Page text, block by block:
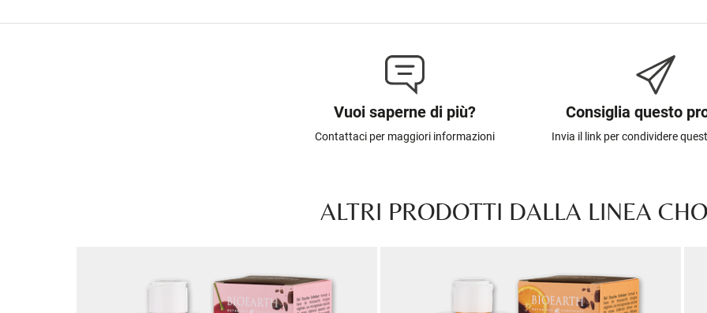
Vuoi saperne di più?
Contattaci per maggiori informazioni
Consiglia questo
Invia il link per condividere
ALTRI PRODOTTI DALLA LINEA